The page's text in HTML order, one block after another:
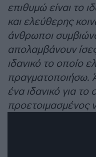
επιθυμώ είναι το
και ελεύθερης
άνθρωποι
απολαμβάνουν
ιδανικό το οποίο
πραγματοποιήσω.
ένα ιδανικό για το
προετοιμασμένος